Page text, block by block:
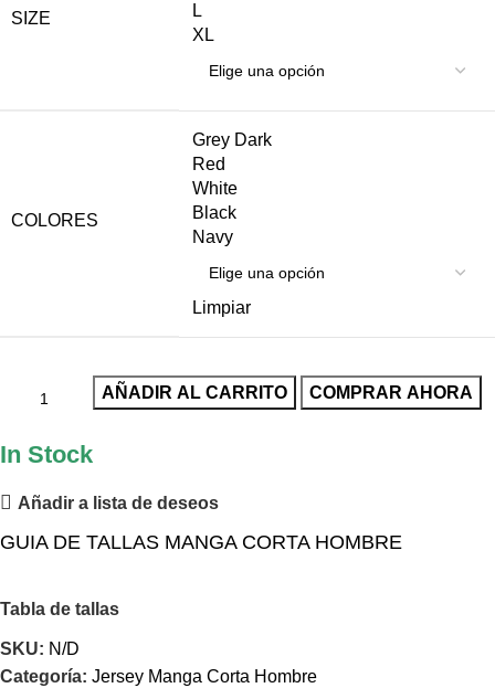
SIZE
L
XL
COLORES
Grey Dark
Red
White
Black
Navy
Limpiar
AÑADIR AL CARRITO COMPRAR AHORA
In Stock
Añadir a lista de deseos
GUIA DE TALLAS MANGA CORTA HOMBRE
Tabla de tallas
SKU: N/D
Categoría: Jersey Manga Corta Hombre